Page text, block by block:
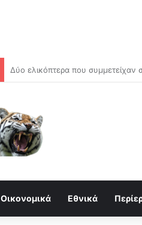
Συναγερμός για κραχ τύπου 1929
Οικονομικά Εθνικά